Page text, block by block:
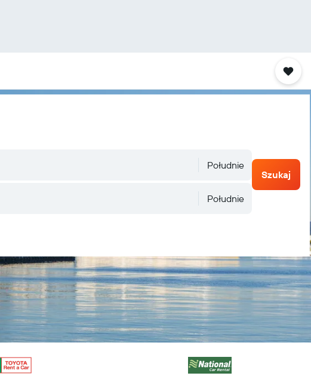
Południe
Południe
Szukaj